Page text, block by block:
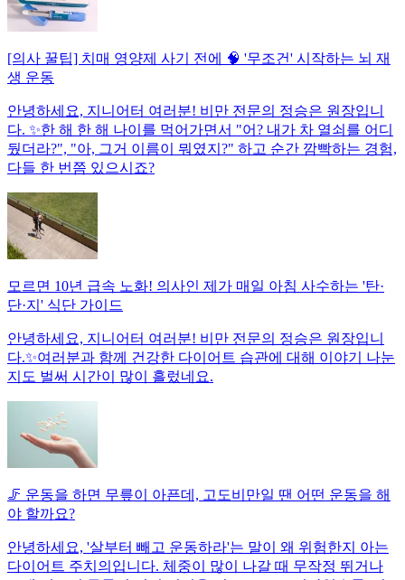
[의사 꿀팁] 치매 영양제 사기 전에 🧠 '무조건' 시작하는 뇌 재
생 운동
안녕하세요, 지니어터 여러분! 비만 전문의 정승은 원장입니
다. ✨한 해 한 해 나이를 먹어가면서 "어? 내가 차 열쇠를 어디
뒀더라?", "아, 그거 이름이 뭐였지?" 하고 순간 깜빡하는 경험,
다들 한 번쯤 있으시죠?
모르면 10년 급속 노화! 의사인 제가 매일 아침 사수하는 '탄·
단·지' 식단 가이드
안녕하세요, 지니어터 여러분! 비만 전문의 정승은 원장입니
다.✨여러분과 함께 건강한 다이어트 습관에 대해 이야기 나눈
지도 벌써 시간이 많이 흘렀네요.
🦵 운동을 하면 무릎이 아픈데, 고도비만일 땐 어떤 운동을 해
야 할까요?
안녕하세요, '살부터 빼고 운동하라'는 말이 왜 위험한지 아는
다이어트 주치의입니다. 체중이 많이 나갈 때 무작정 뛰거나